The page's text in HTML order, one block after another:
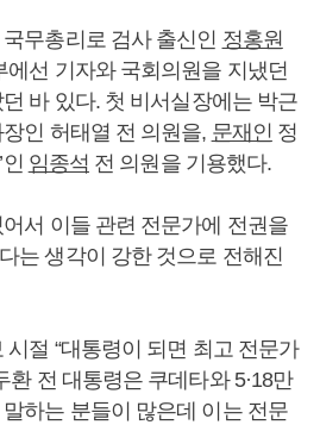
무총리로 검사 출신인 정홍원
에선 기자와 국회의원을 지냈던
바 있다. 첫 비서실장에는 박근
인 허태열 전 의원을, 문재인 정
인 임종석 전 의원을 기용했다.
서 이들 관련 전문가에 전권을
는 생각이 강한 것으로 전해진
절 “대통령이 되면 최고 전문가
환 전 대통령은 쿠데타와 5·18만
하는 분들이 많은데 이는 전문